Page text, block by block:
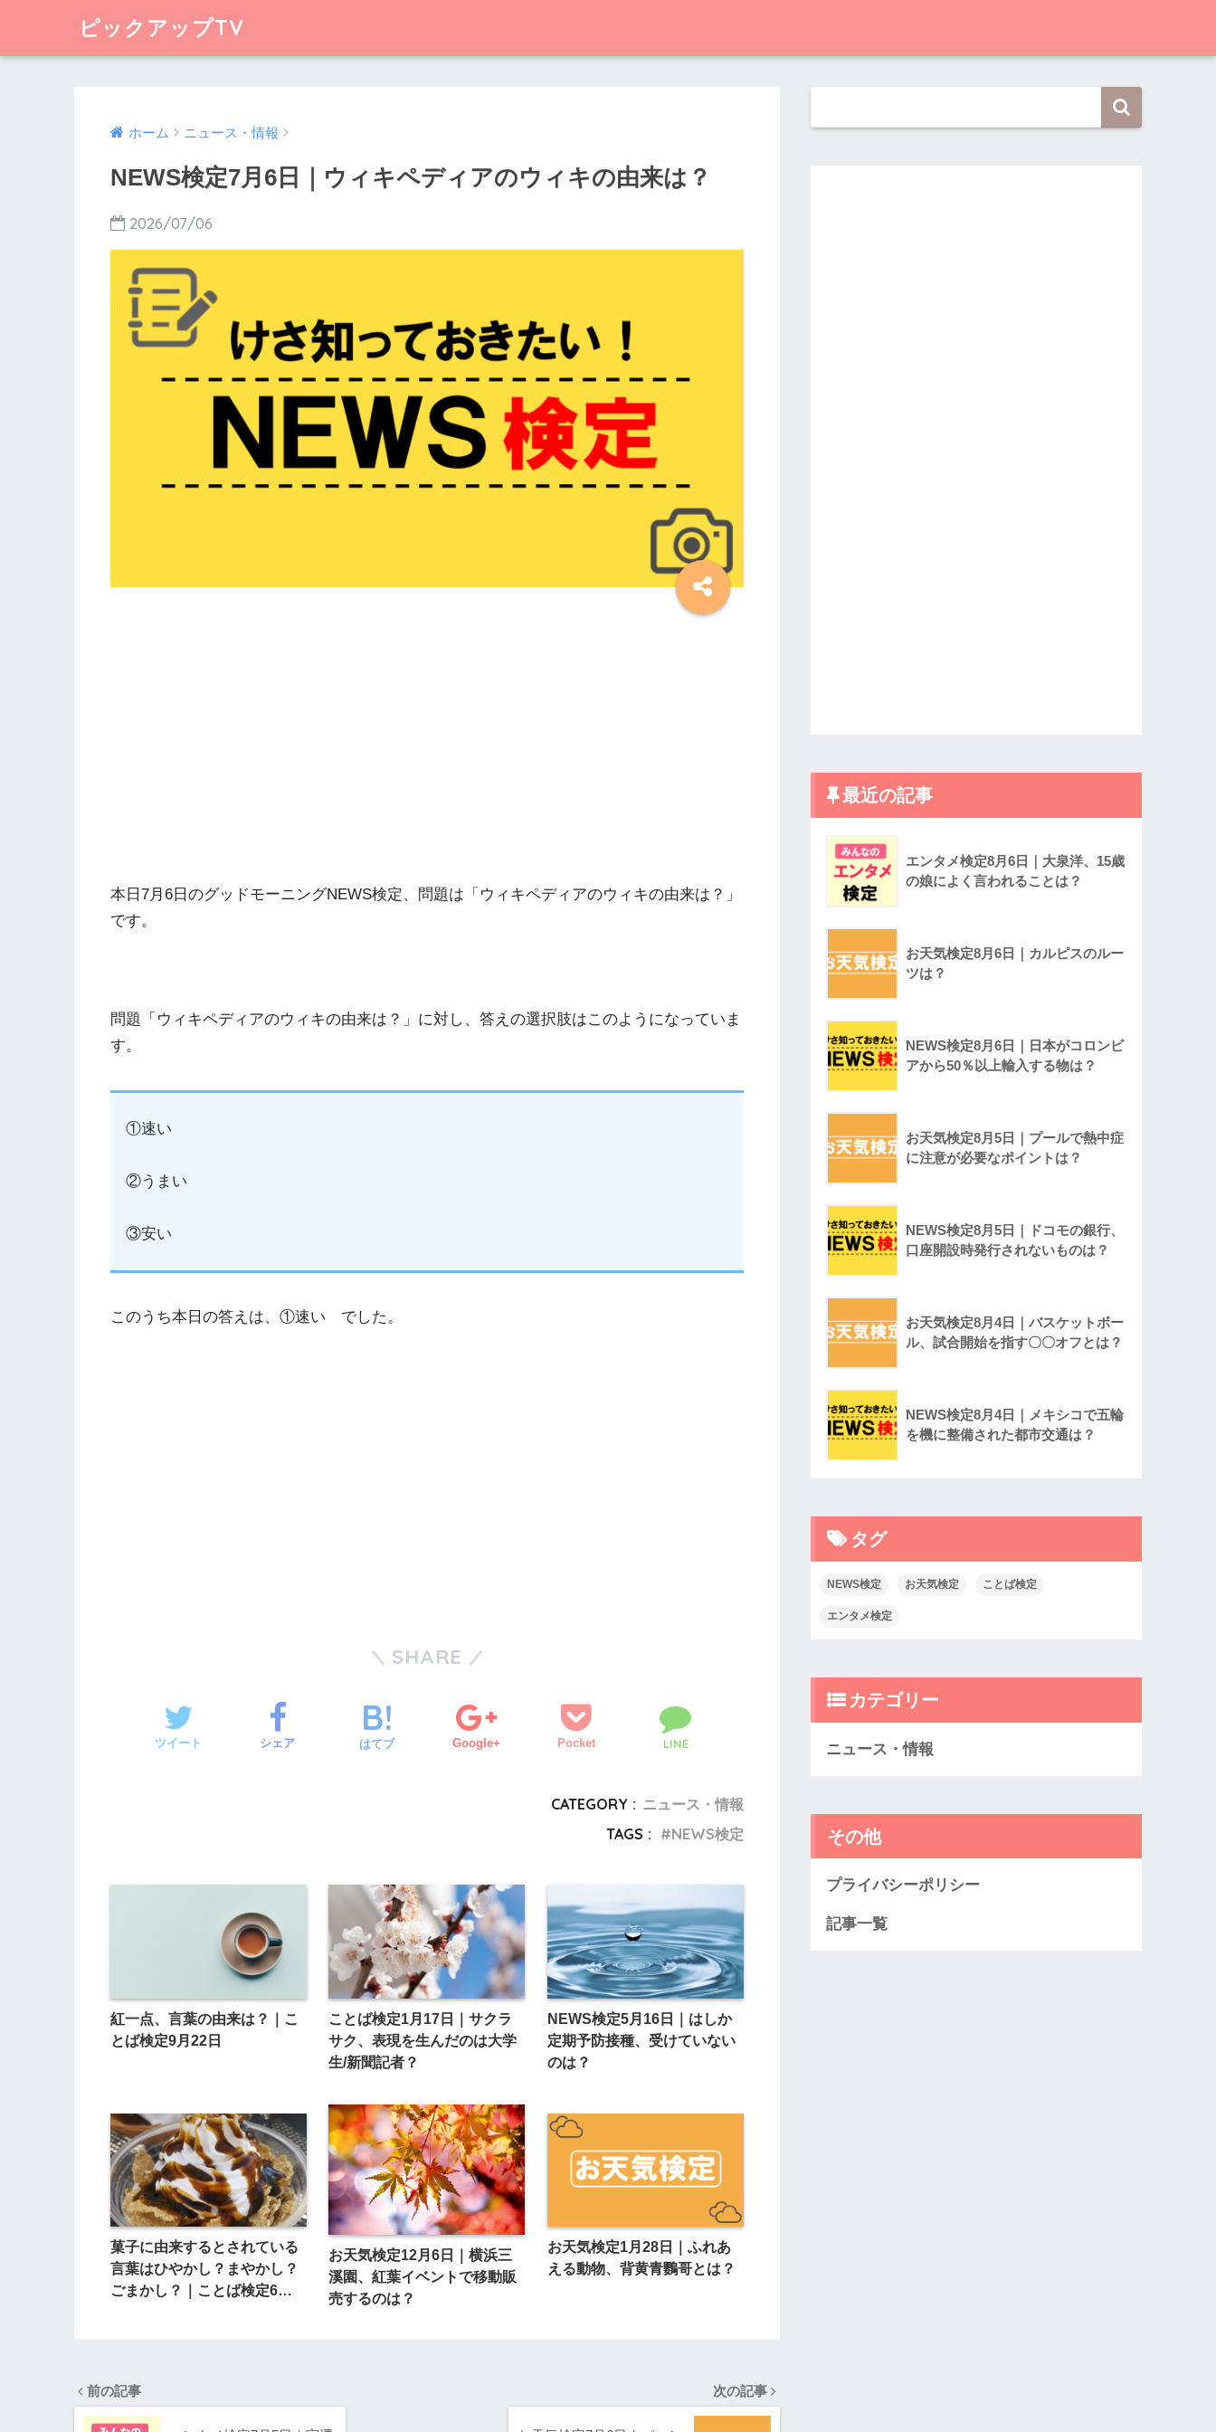
ピックアップTV
ホーム ニュース・情報
NEWS検定7月6日｜ウィキペディアのウィキの由来は？
2026/07/06
本日7月6日のグッドモーニングNEWS検定、問題は「ウィキペディアのウィキの由来は？」
です。
問題「ウィキペディアのウィキの由来は？」に対し、答えの選択肢はこのようになっていま
す。
①速い
②うまい
③安い
このうち本日の答えは、①速い でした。
SHARE
ツイート シェア はてブ Google+ Pocket LINE
CATEGORY : ニュース・情報
TAGS :
NEWS検定
紅一点、言葉の由来は？｜こ
とば検定9月22日
ことば検定1月17日｜サクラ
サク、表現を生んだのは大学
生/新聞記者？
NEWS検定5月16日｜はしか
定期予防接種、受けていない
のは？
菓子に由来するとされている
言葉はひやかし？まやかし？
ごまかし？｜ことば検定6月
お天気検定12月6日｜横浜三
溪園、紅葉イベントで移動販
売するのは？
お天気検定1月28日｜ふれあ
える動物、背黄青鸚哥とは？
前の記事 次の記事
最近の記事
エンタメ検定8月6日｜大泉洋、15歳
の娘によく言われることは？
お天気検定8月6日｜カルピスのルー
ツは？
NEWS検定8月6日｜日本がコロンビ
アから50％以上輸入する物は？
お天気検定8月5日｜プールで熱中症
に注意が必要なポイントは？
NEWS検定8月5日｜ドコモの銀行、
口座開設時発行されないものは？
お天気検定8月4日｜バスケットボー
ル、試合開始を指す〇〇オフとは？
NEWS検定8月4日｜メキシコで五輪
を機に整備された都市交通は？
タグ
NEWS検定 お天気検定 ことば検定
エンタメ検定
カテゴリー
ニュース・情報
その他
プライバシーポリシー
記事一覧